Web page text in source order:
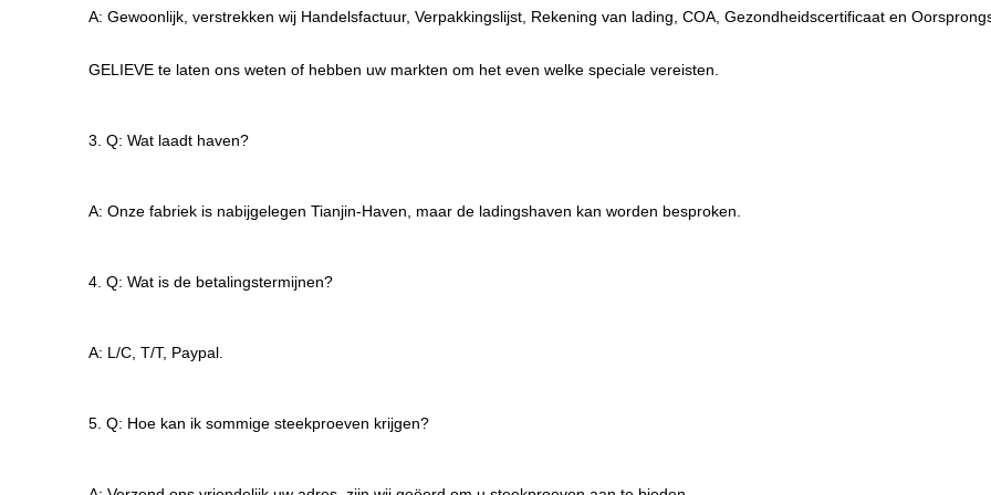
A: Gewoonlijk, verstrekken wij Handelsfactuur, Verpakkingslijst, Rekening van lading, COA, Gezondheidscertificaat en
GELIEVE te laten ons weten of hebben uw markten om het even welke speciale vereisten.
3. Q: Wat laadt haven?
A: Onze fabriek is nabijgelegen Tianjin-Haven, maar de ladingshaven kan worden besproken.
4. Q: Wat is de betalingstermijnen?
A: L/C, T/T, Paypal.
5. Q: Hoe kan ik sommige steekproeven krijgen?